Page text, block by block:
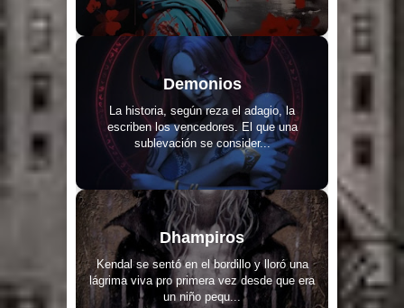
Demonios
La historia, según reza el adagio, la
escriben los vencedores. El que una
sublevación se consider...
Dhampiros
Kendal se sentó en el bordillo y lloró una
lágrima viva pro primera vez desde que era
un niño pequ...